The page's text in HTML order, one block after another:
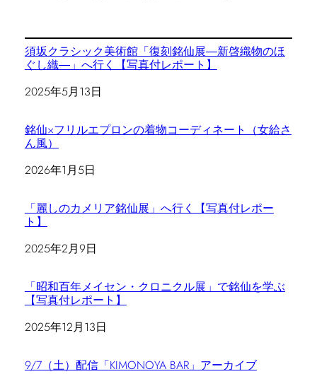
須坂クラシック美術館「復刻銘仙展―新啓織物のほ
ぐし織―」へ行く【写真付レポート】
日付
2025年5月13日
銘仙×フリルエプロンの着物コーディネート（女給さ
ん風）
日付
2026年1月5日
「麗しのカメリア銘仙展」へ行く【写真付レポー
ト】
日付
2025年2月9日
「昭和百年メイセン・クロニクル展」で銘仙を学ぶ
【写真付レポート】
日付
2025年12月13日
9/7（土）配信「KIMONOYA BAR」アーカイブ